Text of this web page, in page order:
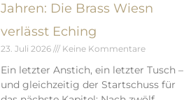
Jahren: Die Brass Wiesn
verlässt Eching
23. Juli 2026 Keine Kommentare
Ein letzter Anstich, ein letzter Tusch –
und gleichzeitig der Startschuss für